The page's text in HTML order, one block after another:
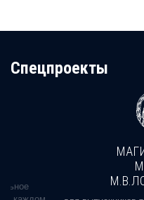
Cпецпроекты